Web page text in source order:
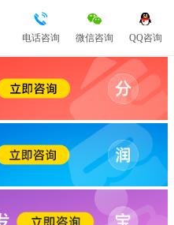
QQ咨询
微信咨询
电话咨询